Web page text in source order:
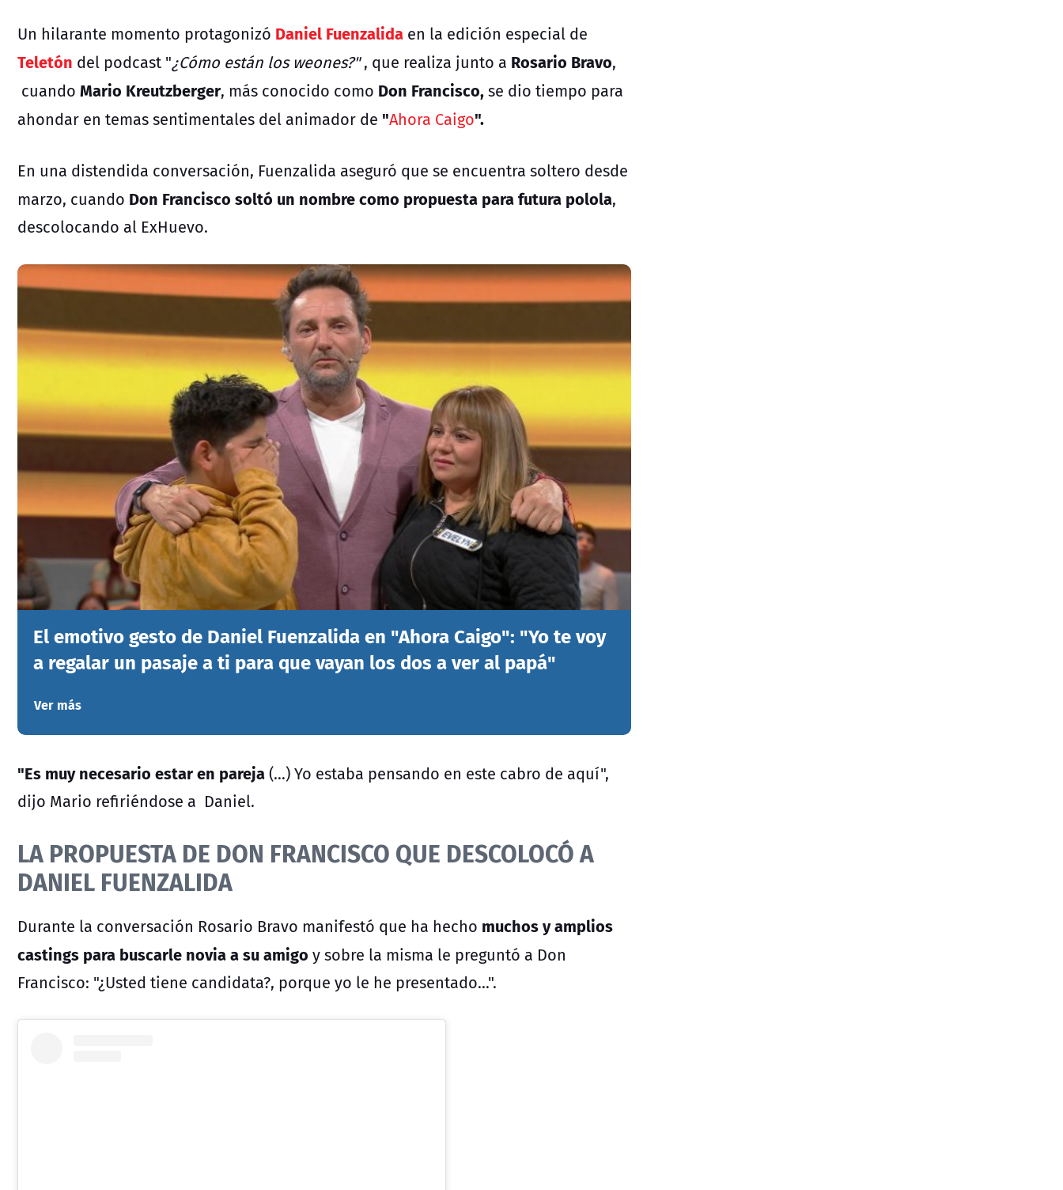
Un hilarante momento protagonizó Daniel Fuenzalida en la edición especial de
Teletón del podcast "¿Cómo están los weones?" , que realiza junto a Rosario Bravo,
cuando Mario Kreutzberger, más conocido como Don Francisco,se dio tiempo para
ahondar en temas sentimentales del animador de "Ahora Caigo".
En una distendida conversación, Fuenzalida aseguró que se encuentra soltero desde
marzo, cuando Don Francisco soltó un nombre como propuesta para futura polola,
descolocando al ExHuevo.
El emotivo gesto de Daniel Fuenzalida en "Ahora Caigo": "Yo te voy
a regalar un pasaje a ti para que vayan los dos a ver al papá"
Ver más
"Es muy necesario estar en pareja(...) Yo estaba pensando en este cabro de aquí",
dijo Mario refiriéndose a Daniel.
LA PROPUESTA DE DON FRANCISCO QUE DESCOLOCÓ A
DANIEL FUENZALIDA
Durante la conversación Rosario Bravo manifestó que ha hecho muchos y amplios
castingspara buscarle novia a su amigo y sobre la misma le preguntó a Don
Francisco: "¿Usted tiene candidata?, porque yo le he presentado...".